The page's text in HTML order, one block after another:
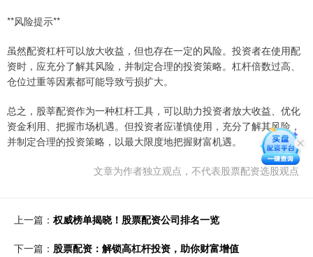
**风险提示**
虽然配资杠杆可以放大收益，但也存在一定的风险。投资者在使用配
资时，应充分了解其风险，并制定合理的投资策略。杠杆倍数过高、
仓位过重等因素都可能导致亏损扩大。
总之，股莘配资作为一种杠杆工具，可以助力投资者放大收益、优化
资金利用、把握市场机遇。但投资者应谨慎使用，充分了解其风险，
并制定合理的投资策略，以最大限度地把握财富机遇。
文章为作者独立观点，不代表股票配资选股观点
上一篇： 权威榜单揭晓！股票配资公司排名一览
下一篇： 股票配资：解锁高杠杆投资，助你财富增值